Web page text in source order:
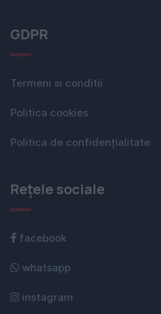
GDPR
Termeni si conditii
Politica cookies
Politica de confidențialitate
Rețele sociale
facebook
whatsapp
instagram